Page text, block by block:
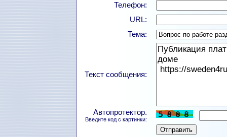
Телефон:
URL:
Тема:
Текст сообщения:
Автопротектор.
Введите код с картинки: